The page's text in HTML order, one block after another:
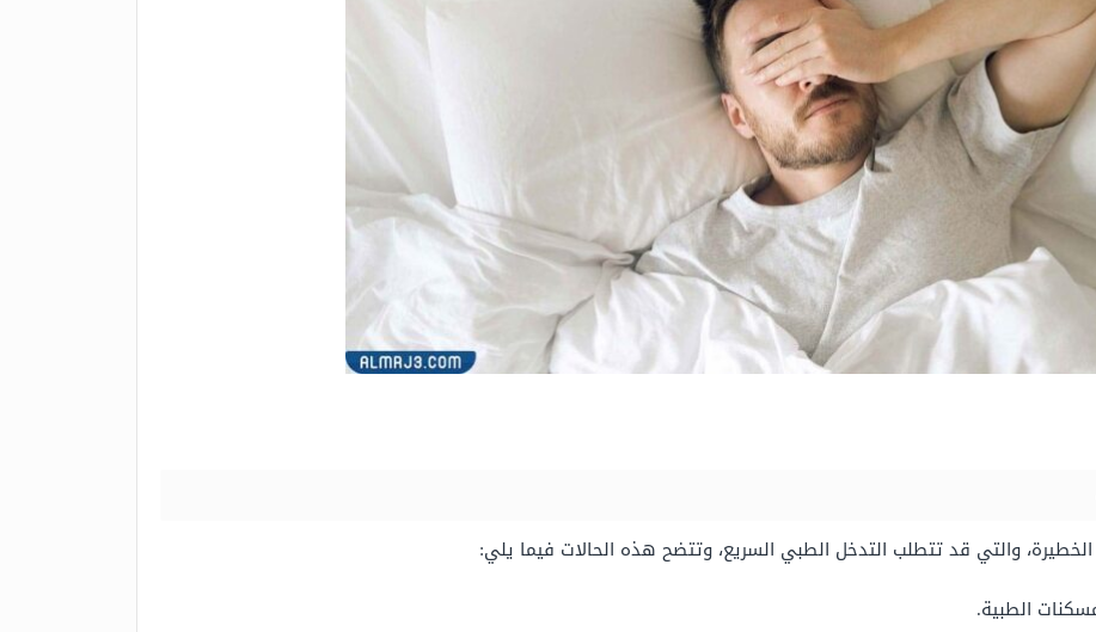
والتي قد تتطلب التدخل الطبي السريع، وتتضح هذه الحالات فيما يلي:
الطبية.